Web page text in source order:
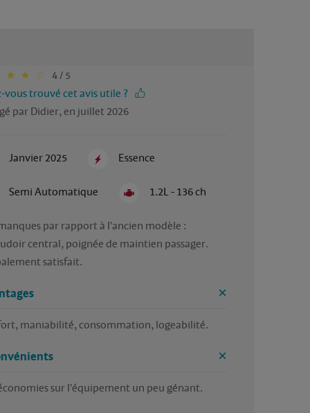
4 / 5
vous trouvé cet avis utile ?
par Didier, en juillet 2026
Janvier 2025 Essence
Semi Automatique 1.2L - 136 ch
par rapport à l'ancien modèle :
central, poignée de maintien passager.
satisfait.
maniabilité, consommation, logeabilité.
sur l'équipement un peu génant.